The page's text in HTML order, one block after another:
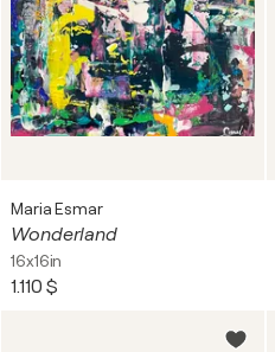
Maria Esmar
Wonderland
16x16in
1.110 $